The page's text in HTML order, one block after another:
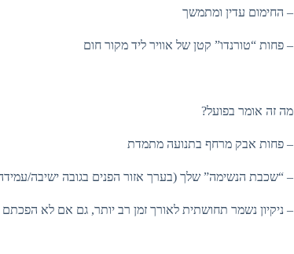
– החימום עדין ומתמשך
– פחות “טורנדו” קטן של אוויר ליד מקור חום
מה זה אומר בפועל?
– פחות אבק מרחף בתנועה מתמדת
– “שכבת הנשימה” שלך (בערך אזור הפנים בגובה ישיבה/
– ניקיון נשמר תחושתית לאורך זמן רב יותר, גם אם לא הפכתם